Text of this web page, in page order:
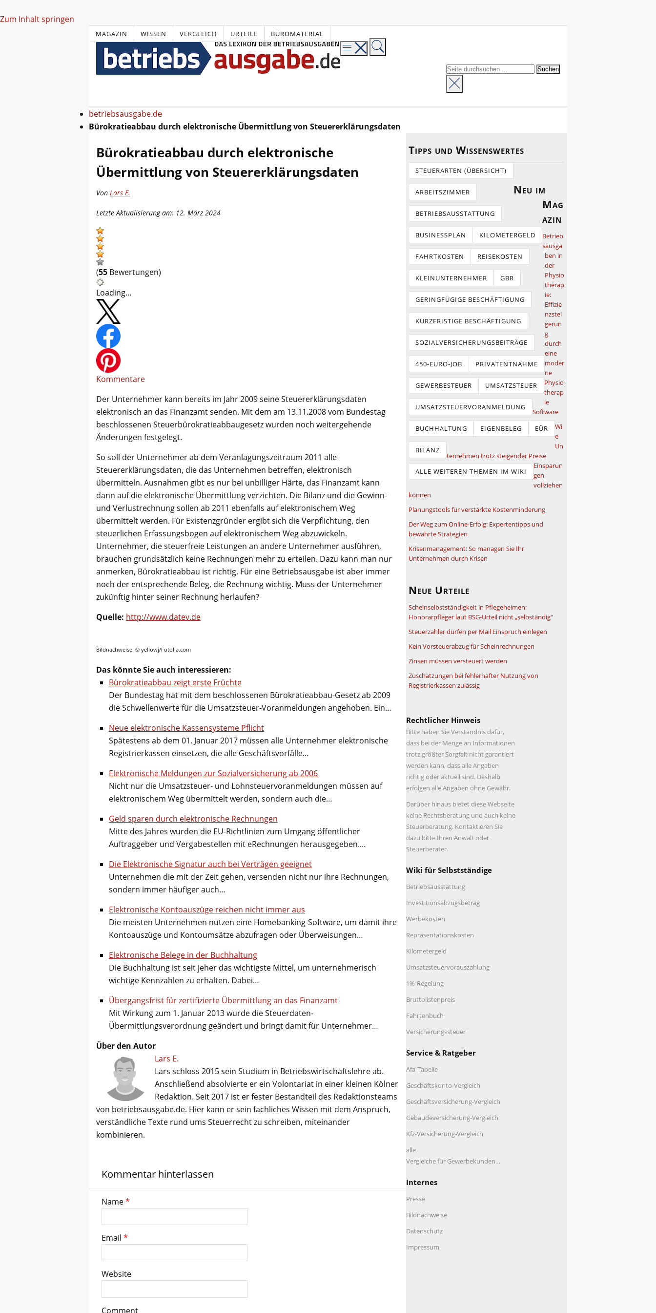
Zum Inhalt springen
MAGAZIN WISSEN VERGLEICH URTEILE BÜROMATERIAL
betriebsausgabe.de
Bürokratieabbau durch elektronische Übermittlung von Steuererklärungsdaten
Bürokratieabbau durch elektronische
Übermittlung von Steuererklärungsdaten
Von Lars E.
Letzte Aktualisierung am: 12. März 2024
(55 Bewertungen)
Loading...
Kommentare
Der Unternehmer kann bereits im Jahr 2009 seine Steuererklärungsdaten
elektronisch an das Finanzamt senden. Mit dem am 13.11.2008 vom Bundestag
beschlossenen Steuerbürokratieabbaugesetz wurden noch weitergehende
Änderungen festgelegt.
So soll der Unternehmer ab dem Veranlagungszeitraum 2011 alle
Steuererklärungsdaten, die das Unternehmen betreffen, elektronisch
übermitteln. Ausnahmen gibt es nur bei unbilliger Härte, das Finanzamt kann
dann auf die elektronische Übermittlung verzichten. Die Bilanz und die Gewinn-
und Verlustrechnung sollen ab 2011 ebenfalls auf elektronischem Weg
übermittelt werden. Für Existenzgründer ergibt sich die Verpflichtung, den
steuerlichen Erfassungsbogen auf elektronischem Weg abzuwickeln.
Unternehmer, die steuerfreie Leistungen an andere Unternehmer ausführen,
brauchen grundsätzlich keine Rechnungen mehr zu erteilen. Dazu kann man nur
anmerken, Bürokratieabbau ist richtig. Für eine Betriebsausgabe ist aber immer
noch der entsprechende Beleg, die Rechnung wichtig. Muss der Unternehmer
zukünftig hinter seiner Rechnung herlaufen?
Quelle: http://www.datev.de
Bildnachweise: © yellowj/Fotolia.com
Das könnte Sie auch interessieren:
Bürokratieabbau zeigt erste Früchte
Der Bundestag hat mit dem beschlossenen Bürokratieabbau-Gesetz ab 2009
die Schwellenwerte für die Umsatzsteuer-Voranmeldungen angehoben. Ein…
Neue elektronische Kassensysteme Pflicht
Spätestens ab dem 01. Januar 2017 müssen alle Unternehmer elektronische
Registrierkassen einsetzen, die alle Geschäftsvorfälle…
Elektronische Meldungen zur Sozialversicherung ab 2006
Nicht nur die Umsatzsteuer- und Lohnsteuervoranmeldungen müssen auf
elektronischem Weg übermittelt werden, sondern auch die…
Geld sparen durch elektronische Rechnungen
Mitte des Jahres wurden die EU-Richtlinien zum Umgang öffentlicher
Auftraggeber und Vergabestellen mit eRechnungen herausgegeben.…
Die Elektronische Signatur auch bei Verträgen geeignet
Unternehmen die mit der Zeit gehen, versenden nicht nur ihre Rechnungen,
sondern immer häufiger auch…
Elektronische Kontoauszüge reichen nicht immer aus
Die meisten Unternehmen nutzen eine Homebanking-Software, um damit ihre
Kontoauszüge und Kontoumsätze abzufragen oder Überweisungen…
Elektronische Belege in der Buchhaltung
Die Buchhaltung ist seit jeher das wichtigste Mittel, um unternehmerisch
wichtige Kennzahlen zu erhalten. Dabei…
Übergangsfrist für zertifizierte Übermittlung an das Finanzamt
Mit Wirkung zum 1. Januar 2013 wurde die Steuerdaten-
Übermittlungsverordnung geändert und bringt damit für Unternehmer…
Über den Autor
Lars E.
Lars schloss 2015 sein Studium in Betriebswirtschaftslehre ab.
Anschließend absolvierte er ein Volontariat in einer kleinen Kölner
Redaktion. Seit 2017 ist er fester Bestandteil des Redaktionsteams
von betriebsausgabe.de. Hier kann er sein fachliches Wissen mit dem Anspruch,
verständliche Texte rund ums Steuerrecht zu schreiben, miteinander
kombinieren.
Kommentar hinterlassen
Name*
Email *
Website
Comment
Tipps und Wissenswertes
STEUERARTEN (ÜBERSICHT)
ARBEITSZIMMER
BETRIEBSAUSSTATTUNG
BUSINESSPLAN KILOMETERGELD
FAHRTKOSTEN REISEKOSTEN
KLEINUNTERNEHMER GBR
GERINGFÜGIGE BESCHÄFTIGUNG
KURZFRISTIGE BESCHÄFTIGUNG
SOZIALVERSICHERUNGSBEITRÄGE
450-EURO-JOB PRIVATENTNAHME
GEWERBESTEUER UMSATZSTEUER
UMSATZSTEUERVORANMELDUNG
BUCHHALTUNG EIGENBELEG EÜR
BILANZ
ALLE WEITEREN THEMEN IM WIKI
Neu im
Mag
azin
Betrieb
sausga
ben in
der
Physio
therap
ie:
Effizie
nzstei
gerun
g
durch
eine
moder
ne
Physio
therap
ie
Software
Wi
e
Un
ternehmen trotz steigender Preise
Einsparun
gen
vollziehen
können
Planungstools für verstärkte Kostenminderung
Der Weg zum Online-Erfolg: Expertentipps und
bewährte Strategien
Krisenmanagement: So managen Sie Ihr
Unternehmen durch Krisen
Neue Urteile
Scheinselbstständigkeit in Pflegeheimen:
Honorarpfleger laut BSG-Urteil nicht „selbständig“
Steuerzahler dürfen per Mail Einspruch einlegen
Kein Vorsteuerabzug für Scheinrechnungen
Zinsen müssen versteuert werden
Zuschätzungen bei fehlerhafter Nutzung von
Registrierkassen zulässig
Rechtlicher Hinweis
Bitte haben Sie Verständnis dafür,
dass bei der Menge an Informationen
trotz größter Sorgfalt nicht garantiert
werden kann, dass alle Angaben
richtig oder aktuell sind. Deshalb
erfolgen alle Angaben ohne Gewähr.
Darüber hinaus bietet diese Webseite
keine Rechtsberatung und auch keine
Steuerberatung. Kontaktieren Sie
dazu bitte Ihren Anwalt oder
Steuerberater.
Wiki für Selbstständige
Betriebsausstattung
Investitionsabzugsbetrag
Werbekosten
Repräsentationskosten
Kilometergeld
Umsatzsteuervorauszahlung
1%-Regelung
Bruttolistenpreis
Fahrtenbuch
Versicherungssteuer
Service & Ratgeber
Afa-Tabelle
Geschäftskonto-Vergleich
Geschäftsversicherung-Vergleich
Gebäudeversicherung-Vergleich
Kfz-Versicherung-Vergleich
alle
Vergleiche für Gewerbekunden…
Internes
Presse
Bildnachweise
Datenschutz
Impressum